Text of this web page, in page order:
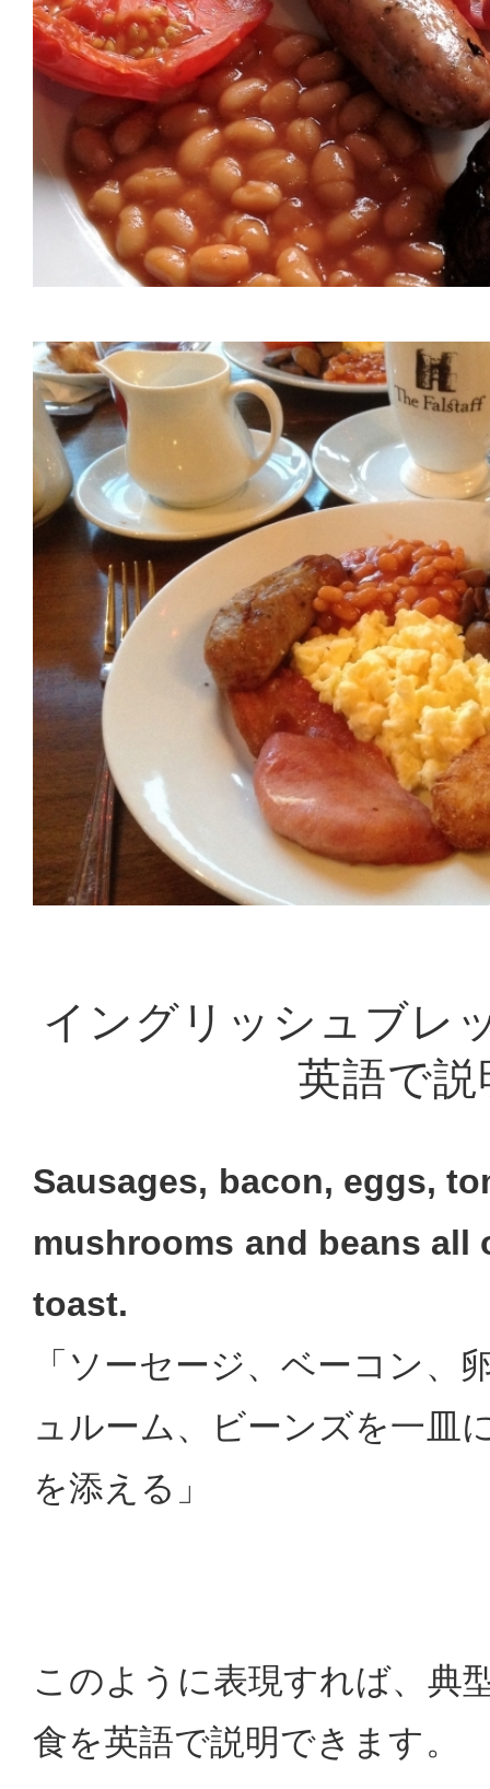
イングリッシュブレ
英語で説
Sausages, bacon, eggs,
mushrooms and beans all
toast.
「ソーセージ、ベーコン、
ュルーム、ビーンズを一皿
を添える」
このように表現すれば、典
食を英語で説明できます。